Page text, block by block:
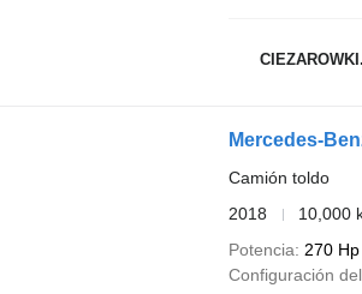
Mercedes-
Camión toldo
2018
10,000
Potencia
270
Configuración